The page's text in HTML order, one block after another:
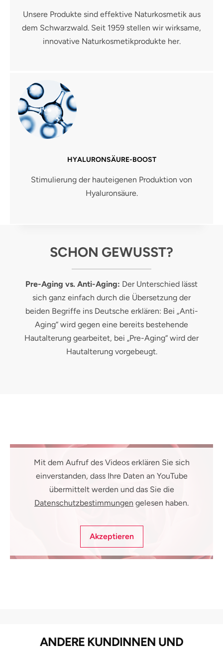
Unsere Produkte sind effektive Naturkosmetik aus
dem Schwarzwald. Seit 1959 stellen wir wirksame,
innovative Naturkosmetikprodukte her.
HYALURONSÄURE-BOOST
Stimulierung der hauteigenen Produktion von
Hyaluronsäure.
SCHON GEWUSST?
Pre-Aging vs. Anti-Aging: Der Unterschied lässt
sich ganz einfach durch die Übersetzung der
beiden Begriffe ins Deutsche erklären: Bei „Anti-
Aging“ wird gegen eine bereits bestehende
Hautalterung gearbeitet, bei „Pre-Aging“ wird der
Hautalterung vorgebeugt.
Mit dem Aufruf des Videos erklären Sie sich
einverstanden, dass Ihre Daten an YouTube
übermittelt werden und das Sie die
Datenschutzbestimmungen gelesen haben.
Akzeptieren
ANDERE KUNDINNEN UND